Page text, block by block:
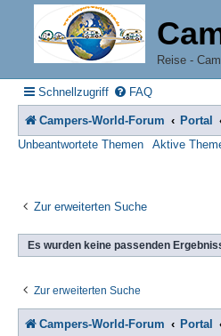
Reise -
Schnellzugriff FAQ
Campers-World-Forum Portal
Unbeantwortete Themen
Aktive
Zur erweiterten Suche
Es wurden keine passenden
Zur erweiterten Suche
Campers-World-Forum Portal